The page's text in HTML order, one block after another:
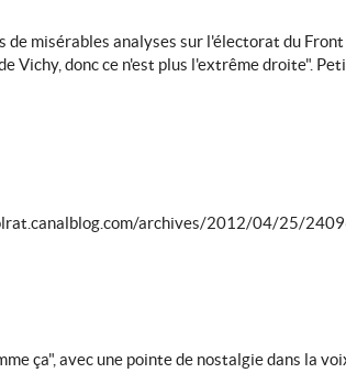
misérables analyses sur l'électorat du Front
Vichy, donc ce n'est plus l'extrême droite".
archives/2012/04/25/
ça", avec une pointe de nostalgie dans la